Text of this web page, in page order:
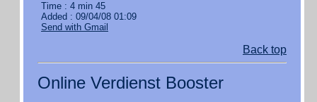
Time : 4 min 45
Added : 09/04/08 01:09
Send with Gmail
Back top
Online Verdienst Booster